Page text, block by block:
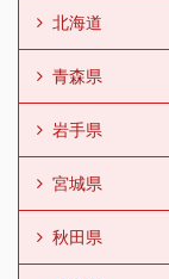
北海道
青森県
岩手県
宮城県
秋田県